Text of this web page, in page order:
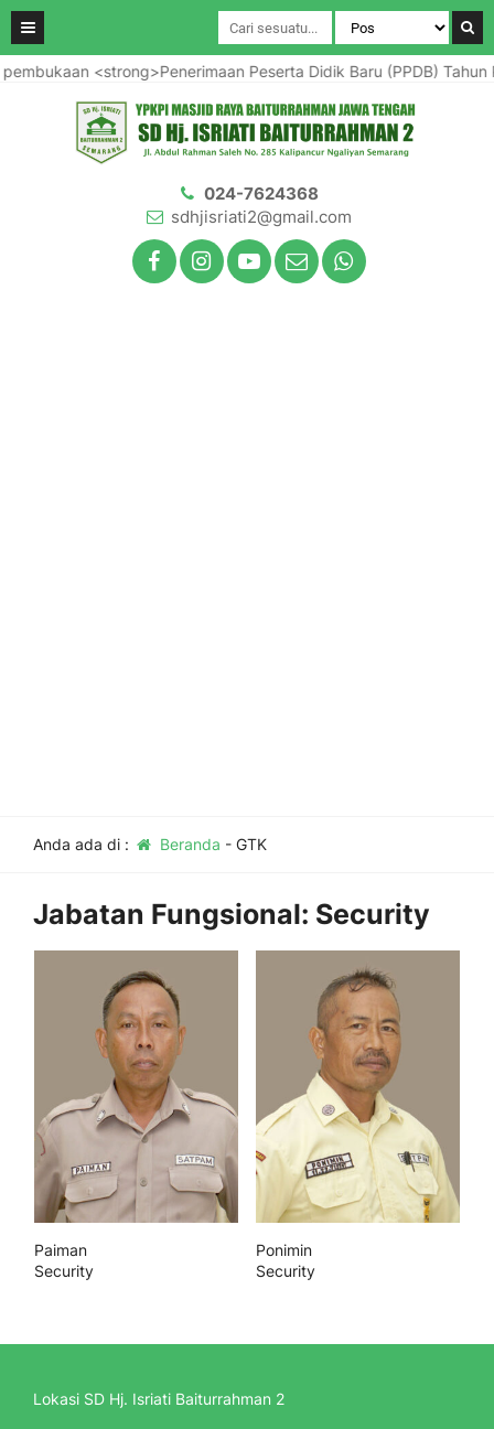
<strong>Penerimaan Peserta Didik Baru (PPDB)
024-7624368
sdhjisriati2@gmail.com
Anda ada di : Beranda - GTK
Jabatan Fungsional: Security
Paiman
Security
Ponimin
Security
Lokasi SD Hj. Isriati Baiturrahman 2